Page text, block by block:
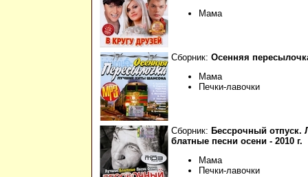
Мама
Сборник: Осенняя
Мама
Печки-лавочки
Сборник: Бессрочный отпуск.
блатные песни осени - 2010 г.
Мама
Печки-лавочки